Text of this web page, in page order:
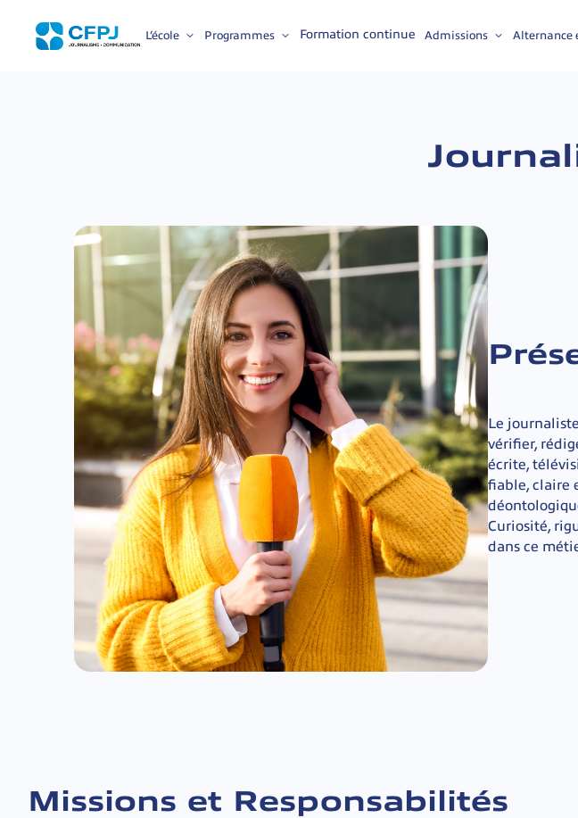
content
L’école Programmes Formation continue Admissions Alternance
Le
vérifier,
écrite,
fiable, claire
Curiosité,
dans ce
Missions et Responsabilités